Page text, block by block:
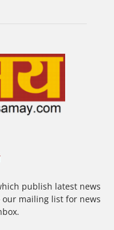
publish latest news
mailing list for news